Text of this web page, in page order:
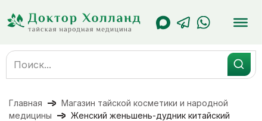
содержанию
Search
for:
Главная
Магазин тайской косметики и народной
медицины
Женский женьшень-дудник китайский